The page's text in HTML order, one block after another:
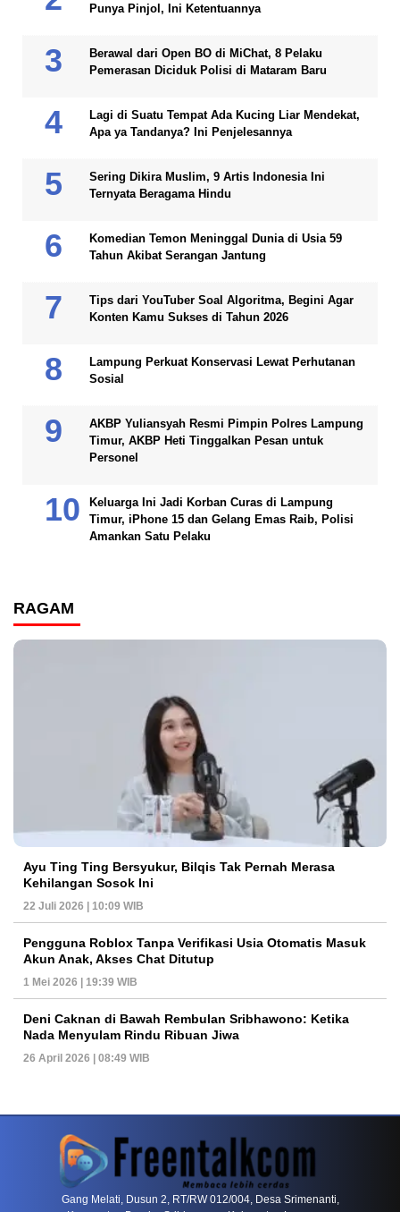
Punya Pinjol, Ini Ketentuannya
Berawal dari Open BO di MiChat, 8 Pelaku
Pemerasan Diciduk Polisi di Mataram Baru
Lagi di Suatu Tempat Ada Kucing Liar Mendekat,
Apa ya Tandanya? Ini Penjelesannya
Sering Dikira Muslim, 9 Artis Indonesia Ini
Ternyata Beragama Hindu
Komedian Temon Meninggal Dunia di Usia 59
Tahun Akibat Serangan Jantung
Tips dari YouTuber Soal Algoritma, Begini Agar
Konten Kamu Sukses di Tahun 2026
Lampung Perkuat Konservasi Lewat Perhutanan
Sosial
AKBP Yuliansyah Resmi Pimpin Polres Lampung
Timur, AKBP Heti Tinggalkan Pesan untuk
Personel
Keluarga Ini Jadi Korban Curas di Lampung
Timur, iPhone 15 dan Gelang Emas Raib, Polisi
Amankan Satu Pelaku
RAGAM
Ayu Ting Ting Bersyukur, Bilqis Tak Pernah Merasa
Kehilangan Sosok Ini
22 Juli 2026 | 10:09 WIB
Pengguna Roblox Tanpa Verifikasi Usia Otomatis Masuk
Akun Anak, Akses Chat Ditutup
1 Mei 2026 | 19:39 WIB
Deni Caknan di Bawah Rembulan Sribhawono: Ketika
Nada Menyulam Rindu Ribuan Jiwa
26 April 2026 | 08:49 WIB
PETIR800 LOGIN Baccarat Dan Evolusi Game Meja Digital
Gang Melati, Dusun 2, RT/RW 012/004, Desa Srimenanti,